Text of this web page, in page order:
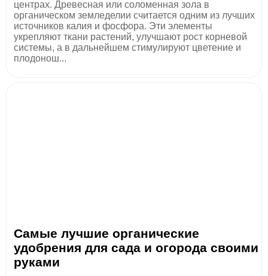
центрах. Древесная или соломенная зола в
органическом земледелии считается одним из лучших
источников калия и фосфора. Эти элементы
укрепляют ткани растений, улучшают рост корневой
системы, а в дальнейшем стимулируют цветение и
плодонош...
Самые лучшие органические
удобрения для сада и огорода своими
руками